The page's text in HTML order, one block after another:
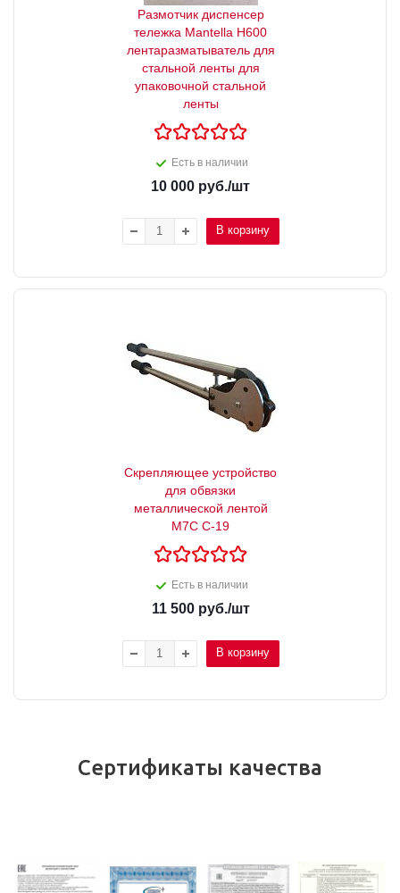
Размотчик диспенсер
тележка Mantella H600
лентаразматыватель для
стальной ленты для
упаковочной стальной
ленты
Есть в наличии
10 000 руб./шт
В корзину
Скрепляющее устройство
для обвязки
металлической лентой
М7C С-19
Есть в наличии
11 500руб./шт
В корзину
Сертификаты качества